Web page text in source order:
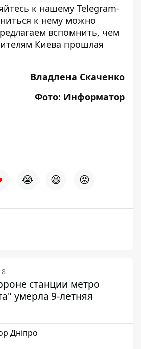
к нашему Telegram-
к нему можно
вспомнить, чем
Киева прошлая
Владлена Скаченко
Фото: Информатор
😭 😆 😡
станции метро
умерла 9-летняя
Дніпро